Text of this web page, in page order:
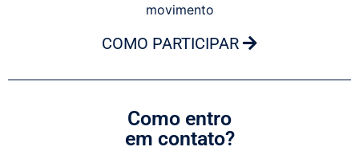
movimento
COMO PARTICIPAR
Como entro
em contato?